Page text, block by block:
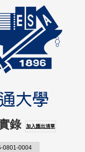
錄 加入匯出清單
0801-0004